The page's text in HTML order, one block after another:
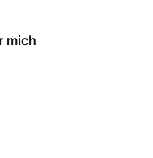
mich